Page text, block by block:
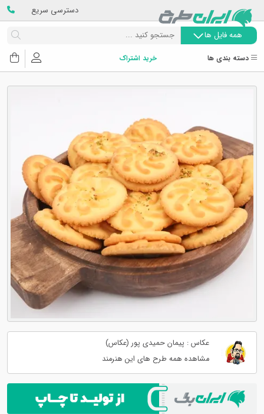
دسترسی سریع
همه فایل ها
دسته بندی ها خرید اشتراک
عکاس : پیمان حمیدی پور (عکاس)
مشاهده همه طرح های این هنرمند